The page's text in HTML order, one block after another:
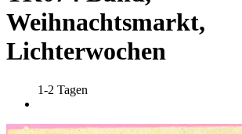
Weihnachtsmarkt,
Lichterwochen
1-2 Tagen